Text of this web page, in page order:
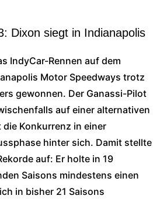
Dixon siegt in Indianapolis
IndyCar-Rennen auf dem
Motor Speedways trotz
gewonnen. Der Ganassi-Pilot
auf einer alternativen
Konkurrenz in einer
hinter sich. Damit stellte
auf: Er holte in 19
Saisons mindestens einen
in bisher 21 Saisons